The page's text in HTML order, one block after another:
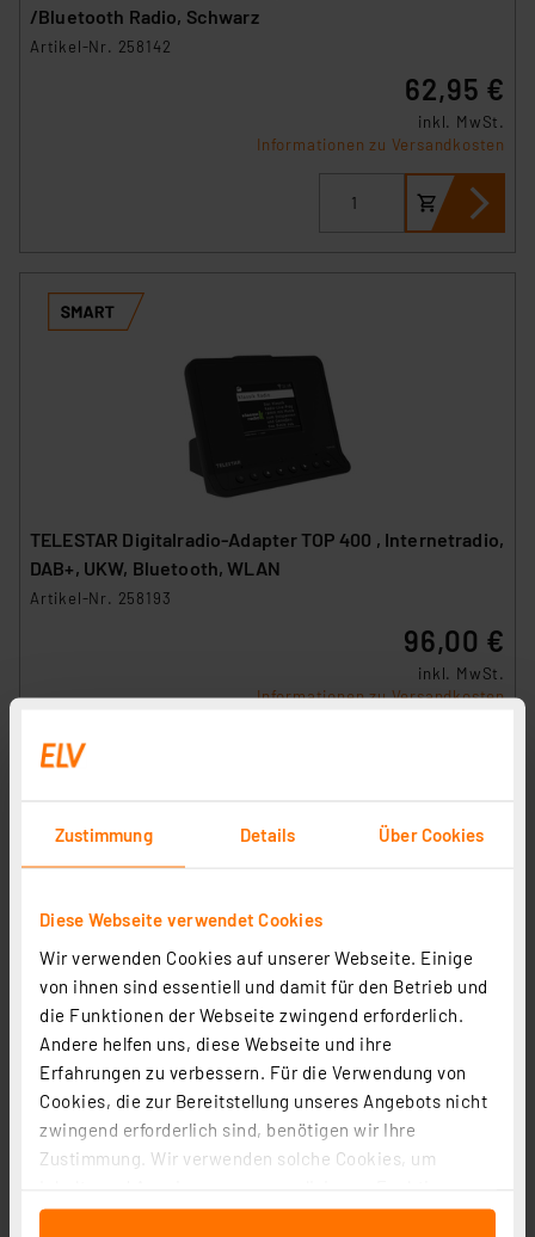
Zustimmung Details Über Cookies
Diese Webseite verwendet Cookies
Wir verwenden Cookies auf unserer Webseite. Einige
von ihnen sind essentiell und damit für den Betrieb und
die Funktionen der Webseite zwingend erforderlich.
Andere helfen uns, diese Webseite und ihre
Erfahrungen zu verbessern. Für die Verwendung von
Cookies, die zur Bereitstellung unseres Angebots nicht
zwingend erforderlich sind, benötigen wir Ihre
Zustimmung. Wir verwenden solche Cookies, um
für soziale Medien anbieten zu können und die Zugriffe
/Bluetooth Radio, Schwarz
Artikel-Nr. 258142
62,95 €
inkl. MwSt.
Informationen zu Versandkosten
TELESTAR Digitalradio-Adapter TOP 400 , Internetradio,
DAB+, UKW, Bluetooth, WLAN
Artikel-Nr. 258193
96,00 €
inkl. MwSt.
Informationen zu Versandkosten
TELESTAR DAB+ Radio TOP 250 , Bluetooth, WLAN, USB,
Internet, schwarz
Artikel-Nr. 258192
109,95 €